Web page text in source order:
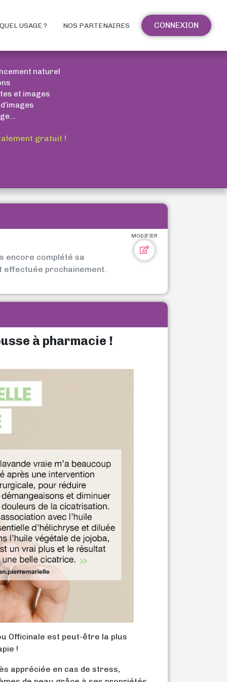
USAGE ? NOS PARTENAIRES CONNEXION
naturel
et images
gratuit !
MODIFIER
encore complété sa
effectuée prochainement.
à pharmacie !
Officinale est peut-être la plus
!
appréciée en cas de stress,